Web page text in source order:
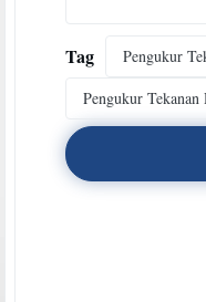
Tag Pengukur
Pengukur